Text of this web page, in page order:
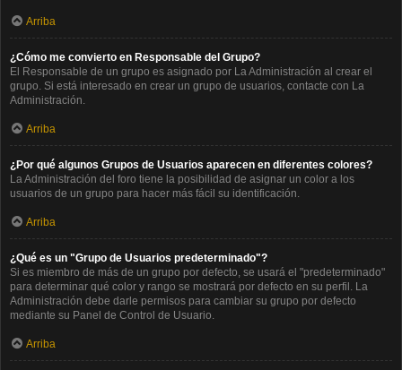
Arriba
¿Cómo me convierto en Responsable del Grupo?
El Responsable de un grupo es asignado por La Administración al crear el
grupo. Si está interesado en crear un grupo de usuarios, contacte con La
Administración.
Arriba
¿Por qué algunos Grupos de Usuarios aparecen en diferentes colores?
La Administración del foro tiene la posibilidad de asignar un color a los
usuarios de un grupo para hacer más fácil su identificación.
Arriba
¿Qué es un "Grupo de Usuarios predeterminado"?
Si es miembro de más de un grupo por defecto, se usará el "predeterminado"
para determinar qué color y rango se mostrará por defecto en su perfil. La
Administración debe darle permisos para cambiar su grupo por defecto
mediante su Panel de Control de Usuario.
Arriba